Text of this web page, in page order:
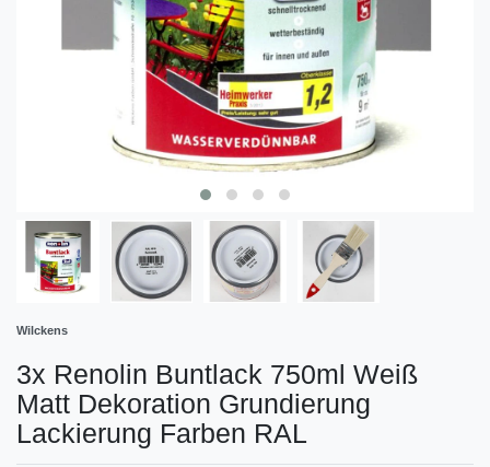
Wilckens
3x Renolin Buntlack 750ml Weiß
Matt Dekoration Grundierung
Lackierung Farben RAL